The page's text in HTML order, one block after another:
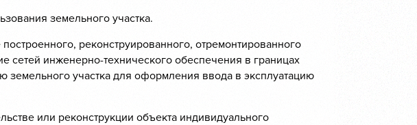
земельного участка.
реконструированного, отремонтированного
сетей инженерно-технического обеспечения в границах
земельного участка для оформления ввода в эксплуатацию
или реконструкции объекта индивидуального